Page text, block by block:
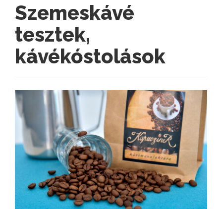
Szemeskávé
tesztek,
kávékóstolások